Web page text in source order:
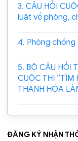
3. CÂU HỎI
luật về phòng,
4. Phòng
5. BỘ CÂU HỎI
CUỘC THI “TÌM
THANH HÓA
ĐĂNG KÝ NHẬN